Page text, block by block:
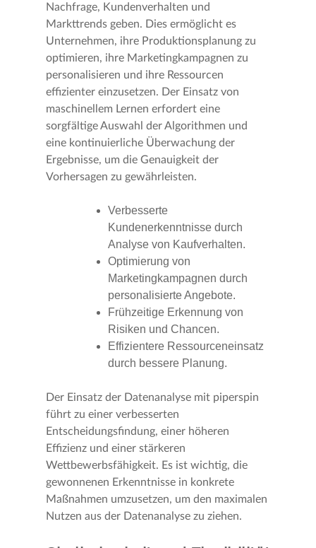
Nachfrage, Kundenverhalten und
Markttrends geben. Dies ermöglicht es
Unternehmen, ihre Produktionsplanung zu
optimieren, ihre Marketingkampagnen zu
personalisieren und ihre Ressourcen
effizienter einzusetzen. Der Einsatz von
maschinellem Lernen erfordert eine
sorgfältige Auswahl der Algorithmen und
eine kontinuierliche Überwachung der
Ergebnisse, um die Genauigkeit der
Vorhersagen zu gewährleisten.
Verbesserte
Kundenerkenntnisse durch
Analyse von Kaufverhalten.
Optimierung von
Marketingkampagnen durch
personalisierte Angebote.
Frühzeitige Erkennung von
Risiken und Chancen.
Effizientere Ressourceneinsatz
durch bessere Planung.
Der Einsatz der Datenanalyse mit piperspin
führt zu einer verbesserten
Entscheidungsfindung, einer höheren
Effizienz und einer stärkeren
Wettbewerbsfähigkeit. Es ist wichtig, die
gewonnenen Erkenntnisse in konkrete
Maßnahmen umzusetzen, um den maximalen
Nutzen aus der Datenanalyse zu ziehen.